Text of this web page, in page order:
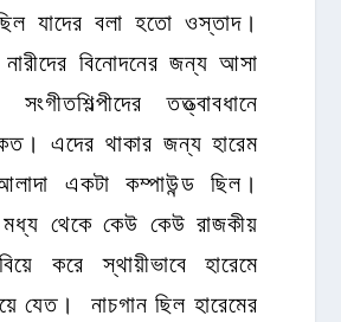
যাদের বলা হতো ওস্তাদ।
বিনোদনের জন্য আসা
তত্ত্বাবধানে
এদের থাকার জন্য হারেম
একটা কম্পাউন্ড ছিল।
মধ্য থেকে কেউ কেউ রাজকীয়
করে স্থায়ীভাবে হারেমে
যেত। নাচগান ছিল হারেমের